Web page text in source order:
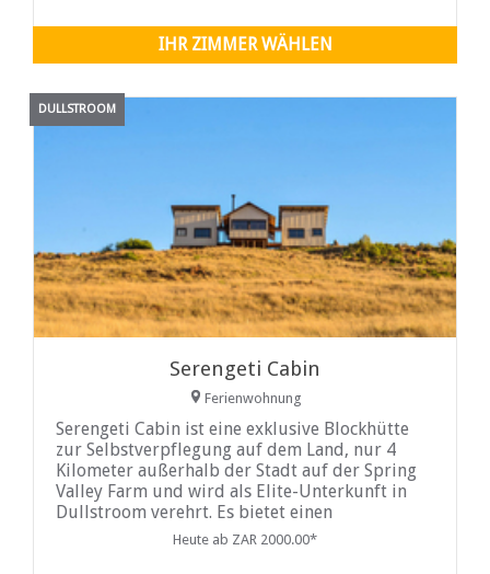
IHR ZIMMER WÄHLEN
DULLSTROOM
Serengeti Cabin
Ferienwohnung
Serengeti Cabin ist eine exklusive Blockhütte
zur Selbstverpflegung auf dem Land, nur 4
Kilometer außerhalb der Stadt auf der Spring
Valley Farm und wird als Elite-Unterkunft in
Dullstroom verehrt. Es bietet einen
spektakulären Blick über die sanften Hügel des
Heute ab ZAR 2000.00*